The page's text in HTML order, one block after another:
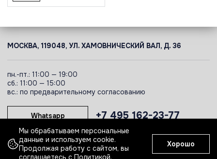
МОСКВА, 119048, УЛ. ХАМОВНИЧЕСКИЙ ВАЛ, Д. 36
пн.-пт.: 11:00 — 19:00
сб.: 11:00 — 15:00
вс.: по предварительному согласованию
+7 495 162-23-77
Whatsapp
Telegram
Мы обрабатываем персональные
данные и используем cookie.
Продолжая работу с сайтом, вы
соглашаетесь с Политикой.
Хорошо